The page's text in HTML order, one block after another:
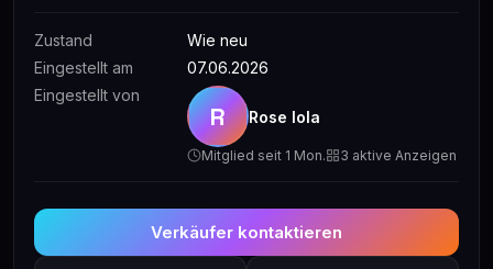
Zustand
Wie neu
Eingestellt am
07.06.2026
Eingestellt von
R Rose lola
Mitglied seit 1 Mon. 3 aktive Anzeigen
Verkäufer kontaktieren